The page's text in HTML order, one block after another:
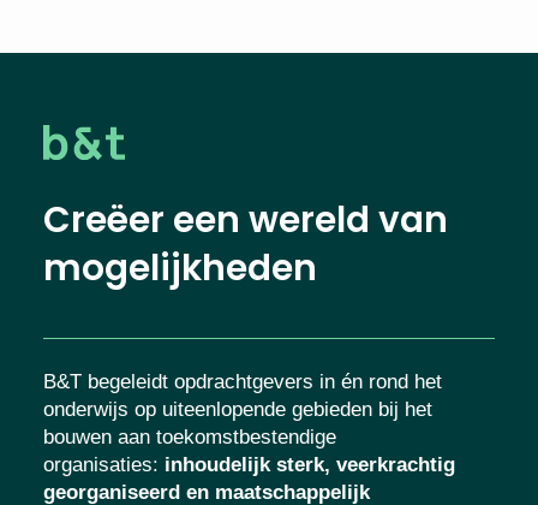
Creëer een wereld van
mogelijkheden
B&T begeleidt opdrachtgevers in én rond het
onderwijs op uiteenlopende gebieden bij het
bouwen aan toekomstbestendige
organisaties: inhoudelijk sterk, veerkrachtig
georganiseerd en maatschappelijk